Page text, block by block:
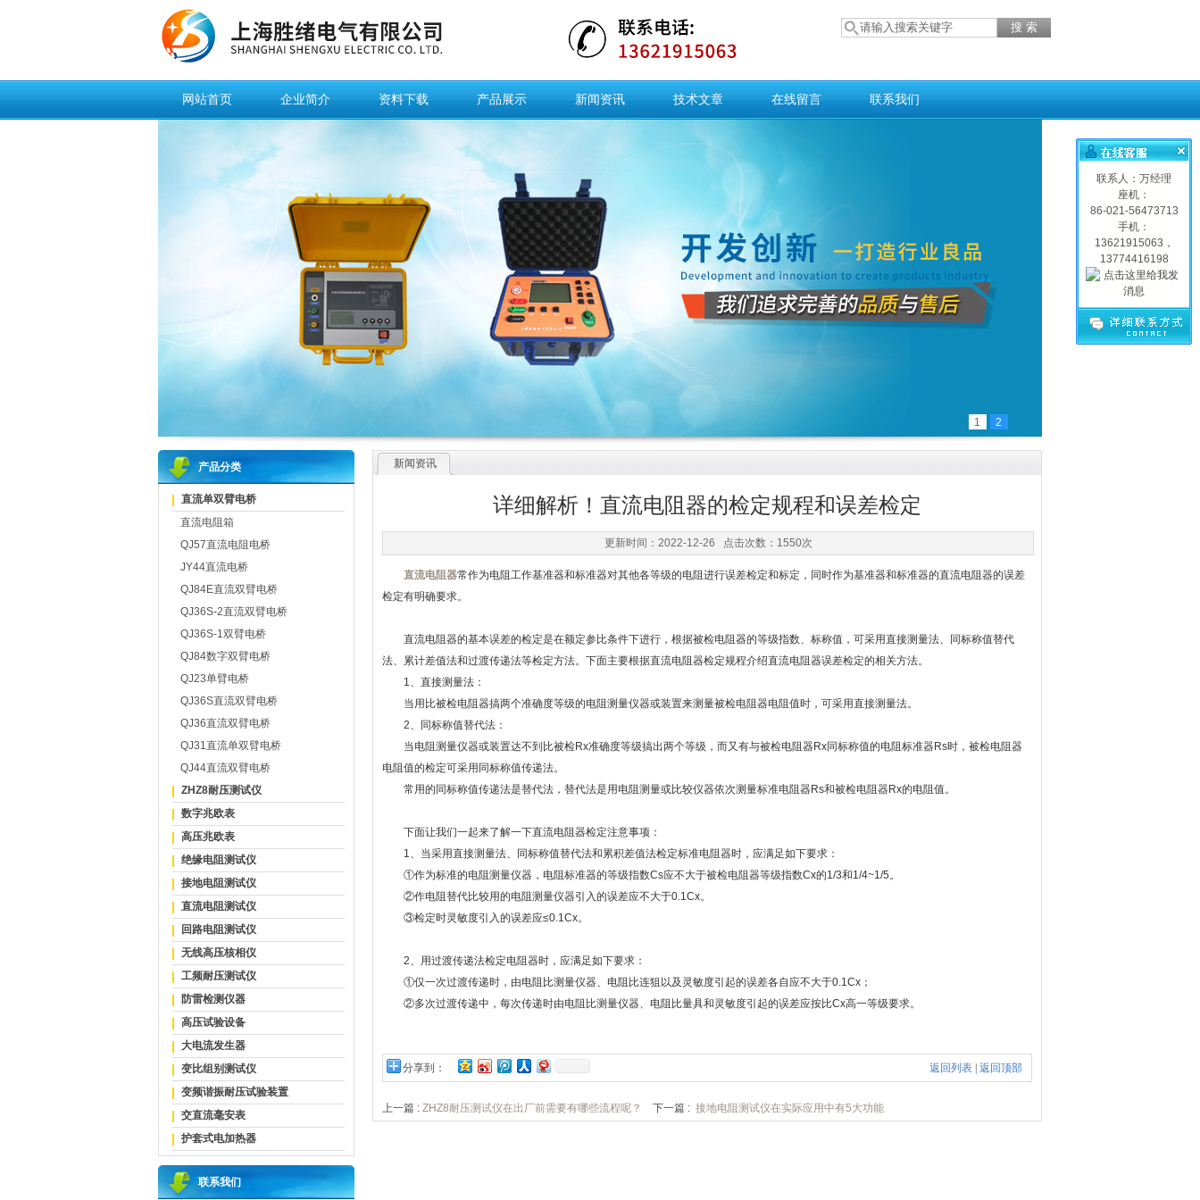
网站首页 企业简介 资料下载 产品展示 新闻资讯 技术文章 在线留言 联系我们
1 2
产品分类
直流单双臂电桥
直流电阻箱
QJ57直流电阻电桥
JY44直流电桥
QJ84E直流双臂电桥
QJ36S-2直流双臂电桥
QJ36S-1双臂电桥
QJ84数字双臂电桥
QJ23单臂电桥
QJ36S直流双臂电桥
QJ36直流双臂电桥
QJ31直流单双臂电桥
QJ44直流双臂电桥
ZHZ8耐压测试仪
数字兆欧表
高压兆欧表
绝缘电阻测试仪
接地电阻测试仪
直流电阻测试仪
回路电阻测试仪
无线高压核相仪
工频耐压测试仪
防雷检测仪器
高压试验设备
大电流发生器
变比组别测试仪
变频谐振耐压试验装置
交直流毫安表
护套式电加热器
联系我们
新闻资讯
详细解析！直流电阻器的检定规程和误差检定
更新时间：2022-12-26 点击次数：1550次
直流电阻器常作为电阻工作基准器和标准器对其他各等级的电阻进行误差检定和标定，同时作为基准器和标准器的直流电阻器的误差
检定有明确要求。
直流电阻器的基本误差的检定是在额定参比条件下进行，根据被检电阻器的等级指数、标称值，可采用直接测量法、同标称值替代
法、累计差值法和过渡传递法等检定方法。下面主要根据直流电阻器检定规程介绍直流电阻器误差检定的相关方法。
1、直接测量法：
当用比被检电阻器搞两个准确度等级的电阻测量仪器或装置来测量被检电阻器电阻值时，可采用直接测量法。
2、同标称值替代法：
当电阻测量仪器或装置达不到比被检Rx准确度等级搞出两个等级，而又有与被检电阻器Rx同标称值的电阻标准器Rs时，被检电阻器
电阻值的检定可采用同标称值传递法。
常用的同标称值传递法是替代法，替代法是用电阻测量或比较仪器依次测量标准电阻器Rs和被检电阻器Rx的电阻值。
下面让我们一起来了解一下直流电阻器检定注意事项：
1、当采用直接测量法、同标称值替代法和累积差值法检定标准电阻器时，应满足如下要求：
①作为标准的电阻测量仪器，电阻标准器的等级指数Cs应不大于被检电阻器等级指数Cx的1/3和1/4~1/5。
②作电阻替代比较用的电阻测量仪器引入的误差应不大于0.1Cx。
③检定时灵敏度引入的误差应≤0.1Cx。
2、用过渡传递法检定电阻器时，应满足如下要求：
①仅一次过渡传递时，由电阻比测量仪器、电阻比连狙以及灵敏度引起的误差各自应不大于0.1Cx；
②多次过渡传递中，每次传递时由电阻比测量仪器、电阻比量具和灵敏度引起的误差应按比Cx高一等级要求。
分享到： 返回列表 返回顶部
上一篇 : ZHZ8耐压测试仪在出厂前需要有哪些流程呢？ 下一篇 : 接地电阻测试仪在实际应用中有5大功能
联系人：万经理
座机：
86-021-56473713
手机：
13621915063，
13774416198